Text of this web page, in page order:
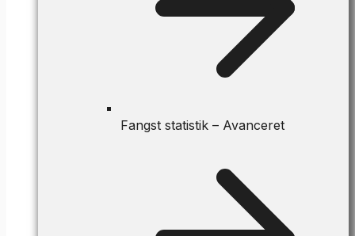
Fangst statistik – Avanceret